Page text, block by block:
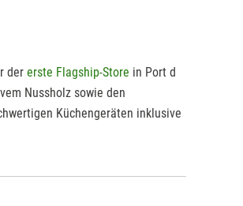
der erste Flagship-Store in Port d
Nussholz sowie den
Küchengeräten inklusive